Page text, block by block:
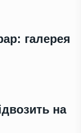
галерея
на